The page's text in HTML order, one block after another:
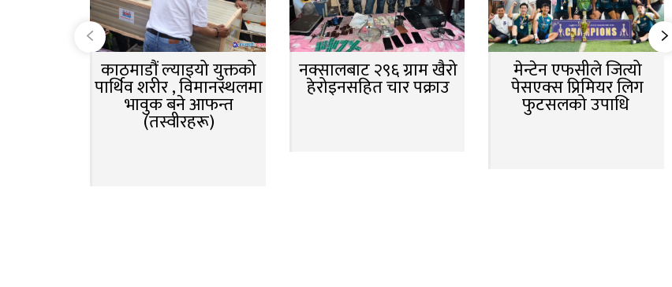
काठमाडौं ल्याइयो युक्तको
पार्थिव शरीर , विमानस्थलमा
भावुक बने आफन्त
(तस्वीरहरू)
नक्सालबाट २९६ ग्राम खैरो
हेरोइनसहित चार पक्राउ
मेन्टेन एफसीले जित्यो
पेसएक्स प्रिमियर लिग
फुटसलको उपाधि